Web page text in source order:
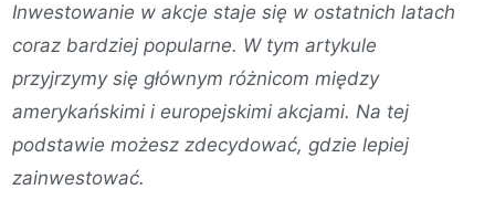
Inwestowanie w akcje staje się w ostatnich latach
coraz bardziej popularne. W tym artykule
przyjrzymy się głównym różnicom między
amerykańskimi i europejskimi akcjami. Na tej
podstawie możesz zdecydować, gdzie lepiej
zainwestować.